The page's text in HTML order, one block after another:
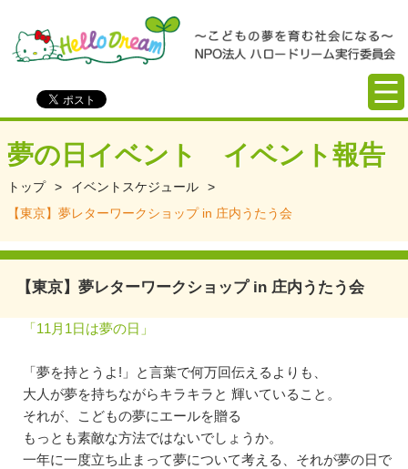
夢の日イベント イベント報告
トップ > イベントスケジュール
>
【東京】夢レターワークショップ in 庄内うたう会
【東京】夢レターワークショップ in 庄内うたう会
「11月1日は夢の日」
「夢を持とうよ!」と言葉で何万回伝えるよりも、
大人が夢を持ちながらキラキラと 輝いていること。
それが、こどもの夢にエールを贈る
もっとも素敵な方法ではないでしょうか。
一年に一度立ち止まって夢について考える、それが夢の日で